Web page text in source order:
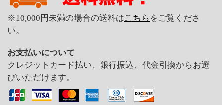
※10,000円未満の場合の送料はこちら をご覧くださ
い。
お支払いについて
クレジットカード払い、銀行振込、代金引換からお選
びいただけます。